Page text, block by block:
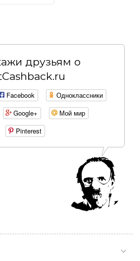
друзьям о
Facebook
Одноклассники
Google+
Мой мир
Pinterest